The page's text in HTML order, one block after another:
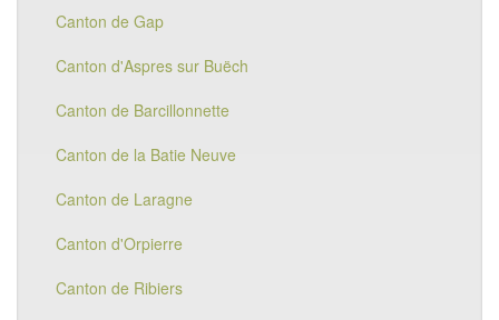
Canton de Gap
Canton d'Aspres sur Buëch
Canton de Barcillonnette
Canton de la Batie Neuve
Canton de Laragne
Canton d'Orpierre
Canton de Ribiers